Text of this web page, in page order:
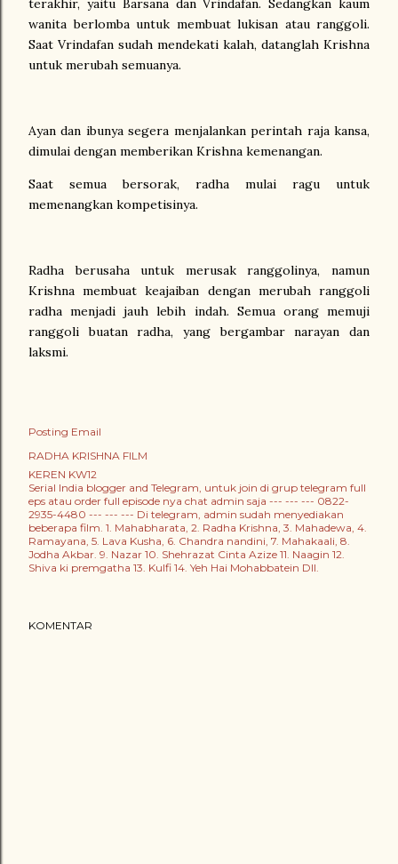
terakhir, yaitu Barsana dan Vrindafan. Sedangkan kaum
wanita berlomba untuk membuat lukisan atau ranggoli.
Saat Vrindafan sudah mendekati kalah, datanglah Krishna
untuk merubah semuanya.
Ayan dan ibunya segera menjalankan perintah raja kansa,
dimulai dengan memberikan Krishna kemenangan.
Saat semua bersorak, radha mulai ragu untuk
memenangkan kompetisinya.
Radha berusaha untuk merusak ranggolinya, namun
Krishna membuat keajaiban dengan merubah ranggoli
radha menjadi jauh lebih indah. Semua orang memuji
ranggoli buatan radha, yang bergambar narayan dan
laksmi.
Posting Email
RADHA KRISHNA FILM
KEREN KW12
Serial India blogger and Telegram, untuk join di grup telegram full
eps atau order full episode nya chat admin saja --- --- --- 0822-
2935-4480 --- --- --- Di telegram, admin sudah menyediakan
beberapa film. 1. Mahabharata, 2. Radha Krishna, 3. Mahadewa, 4.
Ramayana, 5. Lava Kusha, 6. Chandra nandini, 7. Mahakaali, 8.
Jodha Akbar. 9. Nazar 10. Shehrazat Cinta Azize 11. Naagin 12.
Shiva ki premgatha 13. Kulfi 14. Yeh Hai Mohabbatein Dll.
KOMENTAR